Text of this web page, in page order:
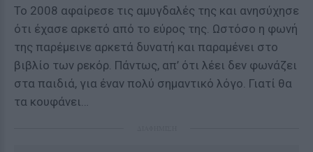
Το 2008 αφαίρεσε τις αμυγδαλές της και ανησύχησε
ότι έχασε αρκετό από το εύρος της. Ωστόσο η φωνή
της παρέμεινε αρκετά δυνατή και παραμένει στο
βιβλίο των ρεκόρ. Πάντως, απ’ ότι λέει δεν φωνάζει
στα παιδιά, για έναν πολύ σημαντικό λόγο. Γιατί θα
τα κουφάνει…